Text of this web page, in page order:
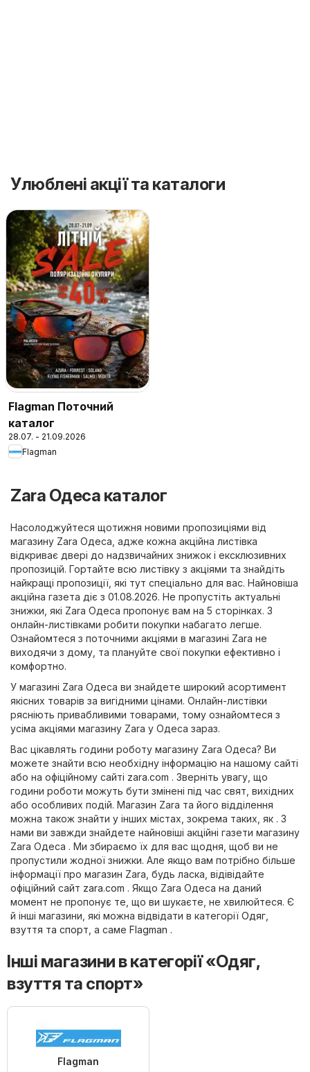
Улюблені акції та каталоги
Flagman Поточний
каталог
28.07. - 21.09.2026
Flagman
Zara Одеса каталог
Насолоджуйтеся щотижня новими пропозиціями від
магазину Zara Одеса, адже кожна акційна листівка
відкриває двері до надзвичайних знижок і ексклюзивних
пропозицій. Гортайте всю листівку з акціями та знайдіть
найкращі пропозиції, які тут спеціально для вас. Найновіша
акційна газета діє з 01.08.2026. Не пропустіть актуальні
знижки, які Zara Одеса пропонує вам на 5 сторінках. З
онлайн-листівками робити покупки набагато легше.
Ознайомтеся з поточними акціями в магазині Zara не
виходячи з дому, та плануйте свої покупки ефективно і
комфортно.
У магазині Zara Одеса ви знайдете широкий асортимент
якісних товарів за вигідними цінами. Онлайн-листівки
рясніють привабливими товарами, тому ознайомтеся з
усіма акціями магазину Zara у Одеса зараз.
Вас цікавлять години роботу магазину Zara Одеса? Ви
можете знайти всю необхідну інформацію на нашому сайті
або на офіційному сайті zara.com . Зверніть увагу, що
години роботи можуть бути змінені під час свят, вихідних
або особливих подій. Магазин Zara та його відділення
можна також знайти у інших містах, зокрема таких, як . З
нами ви завжди знайдете найновіші акційні газети магазину
Zara Одеса . Ми збираємо їх для вас щодня, щоб ви не
пропустили жодної знижки. Але якщо вам потрібно більше
інформації про магазин Zara, будь ласка, відівідайте
офіційний сайт zara.com . Якщо Zara Одеса на даний
момент не пропонує те, що ви шукаєте, не хвилюйтеся. Є
й інші магазини, які можна відвідати в категорії Одяг,
взуття та спорт , а саме Flagman .
Інші магазини в категорії «Одяг,
взуття та спорт»
Flagman